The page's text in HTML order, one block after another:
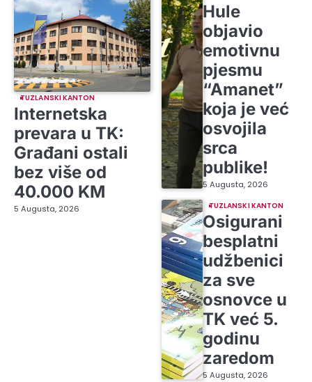
TUZLANSKI KANTON
Internetska
prevara u TK:
Građani ostali
bez više od
40.000 KM
5 Augusta, 2026
Hule
objavio
emotivnu
pjesmu
“Amanet”
koja je već
osvojila
srca
publike!
5 Augusta, 2026
TUZLANSKI KANTON
Osigurani
besplatni
udžbenici
za sve
osnovce u
TK već 5.
godinu
zaredom
5 Augusta, 2026